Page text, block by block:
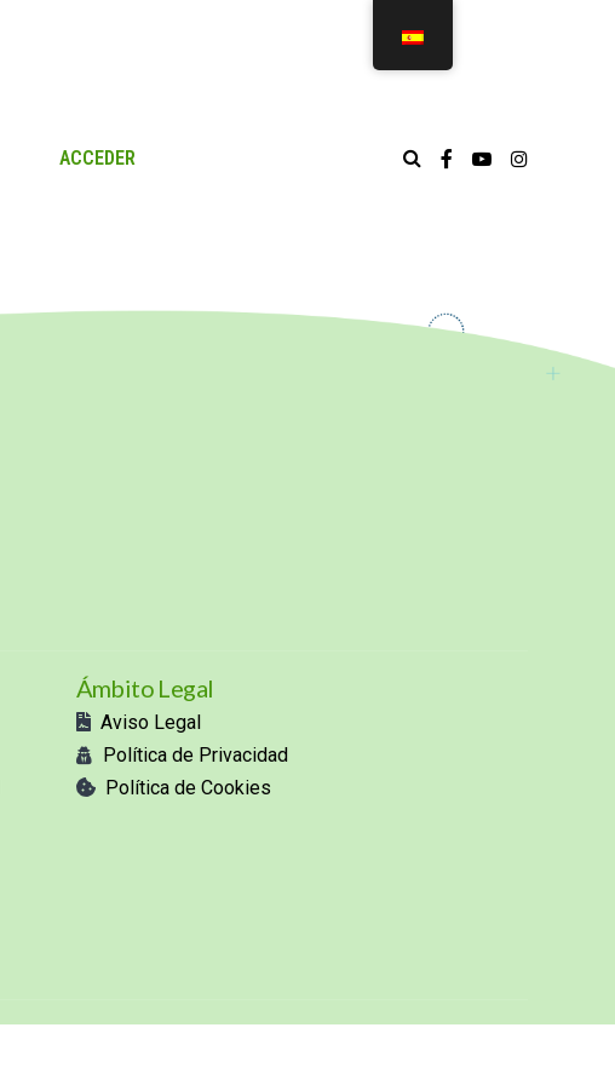
ACCEDER
Ámbito Legal
Aviso Legal
Política de Privacidad
Política de Cookies